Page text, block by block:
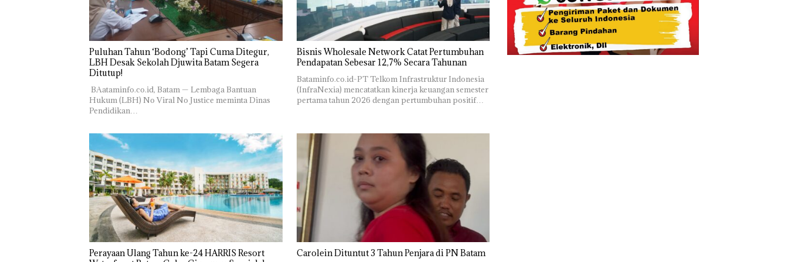
Puluhan Tahun ‘Bodong’ Tapi Cuma Ditegur,
LBH Desak Sekolah Djuwita Batam Segera
Ditutup!
‎ ‎BAataminfo.co.id, Batam — Lembaga Bantuan
Hukum (LBH) No Viral No Justice meminta Dinas
Pendidikan…
Bisnis Wholesale Network Catat Pertumbuhan
Pendapatan Sebesar 12,7% Secara Tahunan
Bataminfo.co.id-PT Telkom Infrastruktur Indonesia
(InfraNexia) mencatatkan kinerja keuangan semester
pertama tahun 2026 dengan pertumbuhan positif…
Perayaan Ulang Tahun ke-24 HARRIS Resort
Carolein Dituntut 3 Tahun Penjara di PN Batam